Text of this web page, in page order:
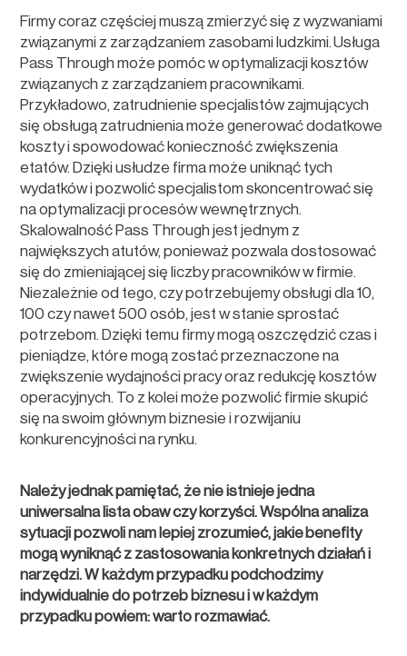
Firmy coraz częściej muszą zmierzyć się z wyzwaniami
związanymi z zarządzaniem zasobami ludzkimi. Usługa
Pass Through może pomóc w optymalizacji kosztów
związanych z zarządzaniem pracownikami.
Przykładowo, zatrudnienie specjalistów zajmujących
się obsługą zatrudnienia może generować dodatkowe
koszty i spowodować konieczność zwiększenia
etatów. Dzięki usłudze firma może uniknąć tych
wydatków i pozwolić specjalistom skoncentrować się
na optymalizacji procesów wewnętrznych.
Skalowalność Pass Through jest jednym z
największych atutów, ponieważ pozwala dostosować
się do zmieniającej się liczby pracowników w firmie.
Niezależnie od tego, czy potrzebujemy obsługi dla 10,
100 czy nawet 500 osób, jest w stanie sprostać
potrzebom. Dzięki temu firmy mogą oszczędzić czas i
pieniądze, które mogą zostać przeznaczone na
zwiększenie wydajności pracy oraz redukcję kosztów
operacyjnych. To z kolei może pozwolić firmie skupić
się na swoim głównym biznesie i rozwijaniu
konkurencyjności na rynku.
Należy jednak pamiętać, że nie istnieje jedna
uniwersalna lista obaw czy korzyści. Wspólna analiza
sytuacji pozwoli nam lepiej zrozumieć, jakie benefity
mogą wyniknąć z zastosowania konkretnych działań i
narzędzi. W każdym przypadku podchodzimy
indywidualnie do potrzeb biznesu i w każdym
przypadku powiem: warto rozmawiać.